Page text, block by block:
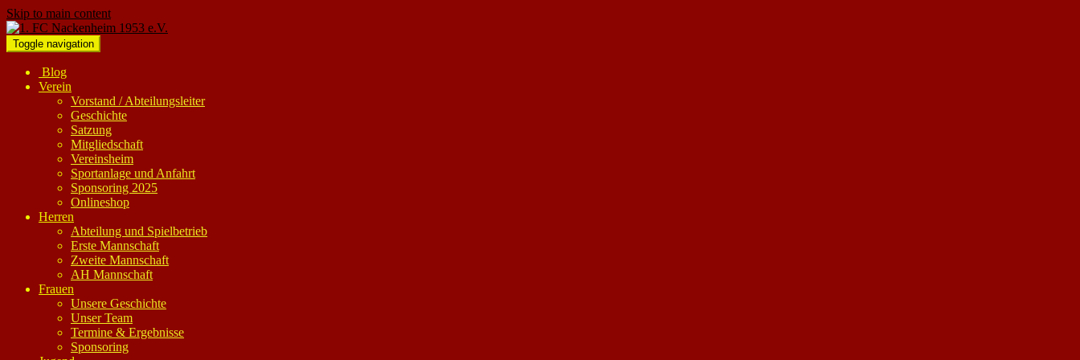
Skip to main content
Toggle navigation
Blog
Verein
Vorstand / Abteilungsleiter
Geschichte
Satzung
Mitgliedschaft
Vereinsheim
Sportanlage und Anfahrt
Sponsoring 2025
Onlineshop
Herren
Abteilung und Spielbetrieb
Erste Mannschaft
Zweite Mannschaft
AH Mannschaft
Frauen
Unsere Geschichte
Unser Team
Termine & Ergebnisse
Sponsoring